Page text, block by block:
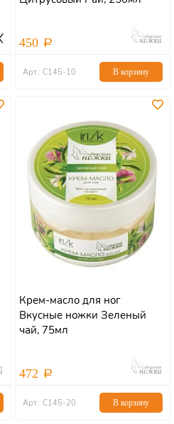
450
Арт.: С145-10 В корзину
Крем-масло для ног
Вкусные ножки Зеленый
чай, 75мл
472
Арт.: С145-20 В корзину